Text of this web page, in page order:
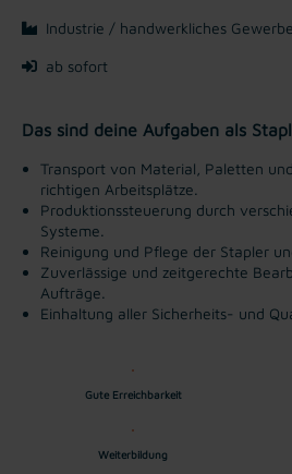
Industrie / handwerkliches Gewerbe
ab sofort
Das sind deine Aufgaben als
Transport von Material, Paletten
richtigen Arbeitsplätze.
Produktionssteuerung durch
Systeme.
Reinigung und Pflege der Stapler
Zuverlässige und zeitgerechte
Aufträge.
Einhaltung aller Sicherheits- und
Gute Erreichbarkeit
Weiterbildung